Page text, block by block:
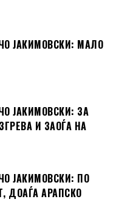
ЈАКИМОВСКИ: МАЛО
ЈАКИМОВСКИ: ЗА
И ЗАОЃА НА
ЈАКИМОВСКИ: ПО
ЛЕТО!